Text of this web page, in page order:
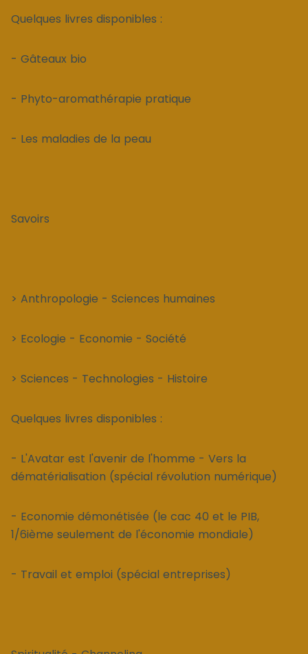
Quelques livres disponibles :
- Gâteaux bio
- Phyto-aromathérapie pratique
- Les maladies de la peau
Savoirs
> Anthropologie - Sciences humaines
> Ecologie - Economie - Société
> Sciences - Technologies - Histoire
Quelques livres disponibles :
- L'Avatar est l'avenir de l'homme - Vers la
dématérialisation (spécial révolution numérique)
- Economie démonétisée (le cac 40 et le PIB,
1/6ième seulement de l'économie mondiale)
- Travail et emploi (spécial entreprises)